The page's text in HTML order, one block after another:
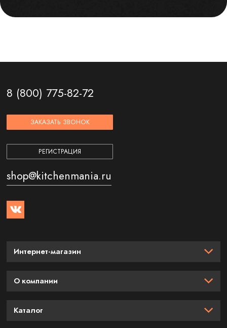
8 (800) 775-82-72
ЗАКАЗАТЬ ЗВОНОК
РЕГИСТРАЦИЯ
shop@kitchenmania.ru
Интернет-магазин
О компании
Каталог